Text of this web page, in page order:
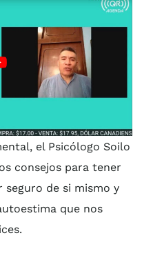
el Psicólogo Soilo
consejos para tener
seguro de si mismo y
que nos